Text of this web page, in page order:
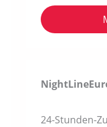
24-Stunden-